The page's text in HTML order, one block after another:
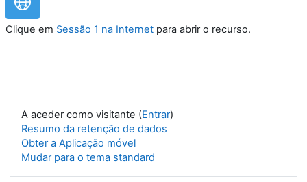
Clique em Sessão 1 na Internet para abrir o recurso.
A aceder como visitante (Entrar)
Resumo da retenção de dados
Obter a Aplicação móvel
Mudar para o tema standard